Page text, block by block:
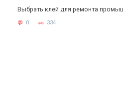
Выбрать клей для ремонта
0 334